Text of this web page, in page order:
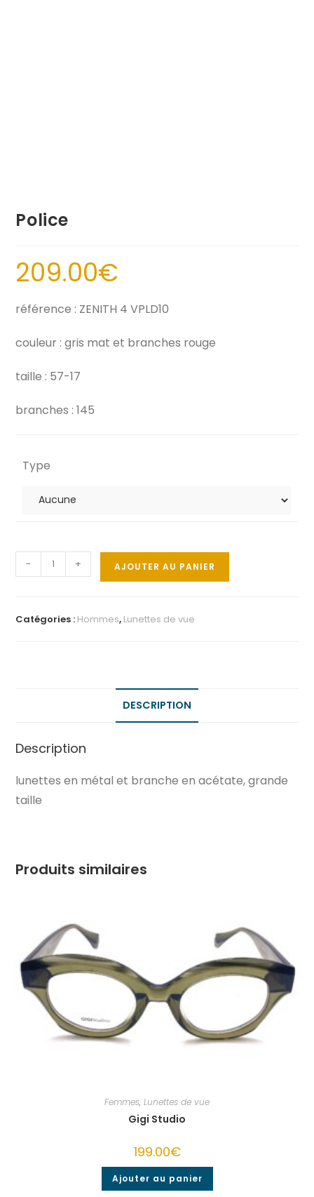
Police
209.00€
référence : ZENITH 4 VPLD10
couleur : gris mat et branches rouge
taille : 57-17
branches : 145
Type
- + AJOUTER AU PANIER
Catégories : Hommes, Lunettes de vue
DESCRIPTION
Description
lunettes en métal et branche en acétate, grande
taille
Produits similaires
Femmes, Lunettes de vue
Gigi Studio
199.00€
Ajouter au panier